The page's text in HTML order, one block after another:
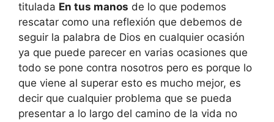
titulada En tus manos de lo que podemos
rescatar como una reflexión que debemos de
seguir la palabra de Dios en cualquier ocasión
ya que puede parecer en varias ocasiones que
todo se pone contra nosotros pero es porque lo
que viene al superar esto es mucho mejor, es
decir que cualquier problema que se pueda
presentar a lo largo del camino de la vida no